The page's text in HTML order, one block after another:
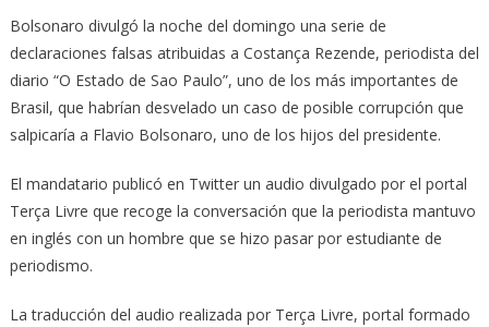
Bolsonaro divulgó la noche del domingo una serie de
declaraciones falsas atribuidas a Costança Rezende, periodista del
diario “O Estado de Sao Paulo”, uno de los más importantes de
Brasil, que habrían desvelado un caso de posible corrupción que
salpicaría a Flavio Bolsonaro, uno de los hijos del presidente.
El mandatario publicó en Twitter un audio divulgado por el portal
Terça Livre que recoge la conversación que la periodista mantuvo
en inglés con un hombre que se hizo pasar por estudiante de
periodismo.
La traducción del audio realizada por Terça Livre, portal formado